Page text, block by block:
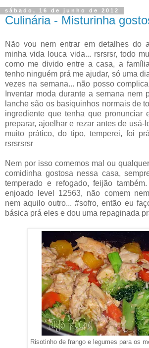
sábado, 16 de junho de 2012
Culinária - Misturinha
Não vou nem entrar em detalhes do
minha vida louca vida... rsrsrsr, todo
como me divido entre a casa, a
tenho ninguém prá me ajudar, só uma
vezes na semana... não posso
Inventar moda durante a semana nem
lanche são os basiquinhos normais de
ingrediente que tenha que pronunciar
preparar, ajoelhar e rezar antes de usá-
muito prático, do tipo, temperei, foi
rsrsrsrsr
Nem por isso comemos mal ou
comidinha gostosa nessa casa,
temperado e refogado, feijão
enjoado level 12563, não comem
nem aquilo outro... #sofro, então eu
básica prá eles e dou uma repaginada
Risotinho de frango e legumes para os